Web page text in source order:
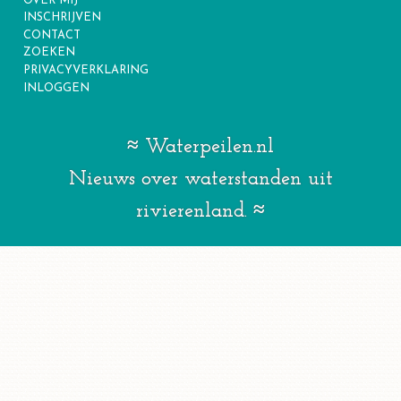
INSCHRIJVEN
CONTACT
ZOEKEN
PRIVACYVERKLARING
INLOGGEN
Waterpeilen.nl
Nieuws over waterstanden uit
rivierenland.